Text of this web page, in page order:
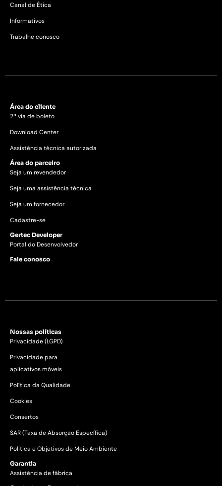
Canal de Ética
Informativos
Trabalhe conosco
Área do cliente
2ª via de boleto
Download Center
Assistência técnica autorizada
Área do parceiro
Seja um revendedor
Seja uma assistência técnica
Seja um fornecedor
Cadastre-se
Gertec Developer
Portal do Desenvolvedor
Fale conosco
Nossas políticas
Privacidade (LGPD)
Privacidade para
aplicativos móveis
Política da Qualidade
Cookies
Consertos
SAR (Taxa de Absorção Específica)
Politica e Objetivos de Meio Ambiente
Garantia
Assistência de fábrica